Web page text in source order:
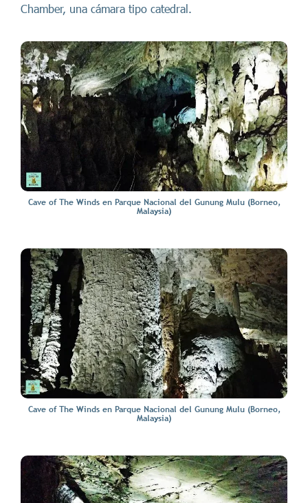
Chamber, una cámara tipo catedral.
Cave of The Winds en Parque Nacional del Gunung Mulu (Borneo,
Malaysia)
Cave of The Winds en Parque Nacional del Gunung Mulu (Borneo,
Malaysia)